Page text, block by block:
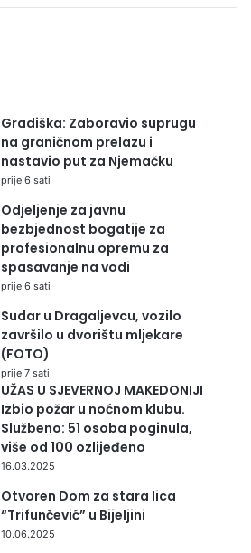
Gradiška: Zaboravio suprugu
na graničnom prelazu i
nastavio put za Njemačku
prije 6 sati
Odjeljenje za javnu
bezbjednost bogatije za
profesionalnu opremu za
spasavanje na vodi
prije 6 sati
Sudar u Dragaljevcu, vozilo
završilo u dvorištu mljekare
(FOTO)
prije 7 sati
UŽAS U SJEVERNOJ MAKEDONIJI
Izbio požar u noćnom klubu.
Službeno: 51 osoba poginula,
više od 100 ozlijeđeno
16.03.2025
Otvoren Dom za stara lica
“Trifunčević” u Bijeljini
10.06.2025